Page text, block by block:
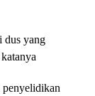
dus yang
penyelidikan